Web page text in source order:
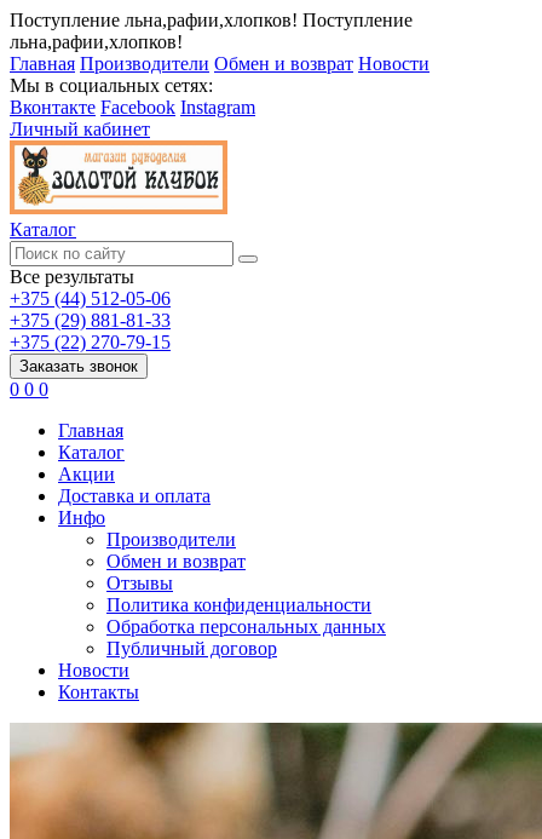
Поступление льна,рафии,хлопков! Поступление
льна,рафии,хлопков!
Главная Производители Обмен и возврат Новости
Мы в социальных сетях:
Вконтакте Facebook Instagram
Личный кабинет
Каталог
Все результаты
+375 (44) 512-05-06
+375 (29) 881-81-33
+375 (22) 270-79-15
Заказать звонок
0 0 0
Главная
Каталог
Акции
Доставка и оплата
Инфо
Производители
Обмен и возврат
Отзывы
Политика конфиденциальности
Обработка персональных данных
Публичный договор
Новости
Контакты